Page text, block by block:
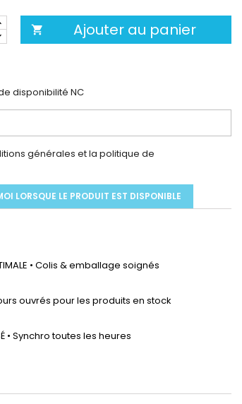
 Ajouter au panier
disponibilité NC
générales et la politique de
LORSQUE LE PRODUIT EST DISPONIBLE
• Colis & emballage soignés
jours ouvrés pour les produits en stock
• Synchro toutes les heures